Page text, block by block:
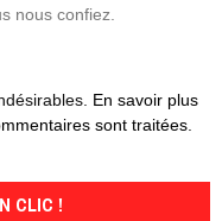
nous confiez.
En savoir plus
sont traitées
CLIC !